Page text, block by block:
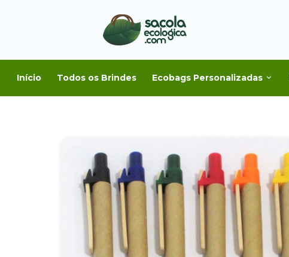
Início Todos os Brindes Ecobags Personalizadas